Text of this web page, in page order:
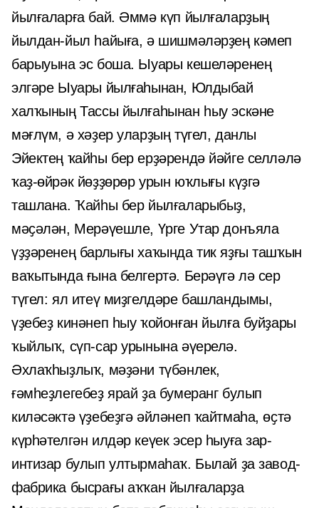
йылғаларға бай. Әммә күп йылғаларҙың
йылдан-йыл һайыға, ә шишмәләрҙең кәмеп
барыуына эс боша. Ыуары кешеләренең
элгәре Ыуары йылғаһынан, Юлдыбай
халҡының Тассы йылғаһынан һыу эскәне
мәғлүм, ә хәҙер уларҙың түгел, данлы
Эйектең ҡайһы бер ерҙәрендә йәйге селләлә
ҡаҙ-өйрәк йөҙҙөрөр урын юҡлығы күҙгә
ташлана. Ҡайһы бер йылғаларыбыҙ,
мәҫәлән, Мерәүешле, Үрге Утар донъяла
үҙҙәренең барлығы хаҡында тик яҙғы ташҡын
ваҡытында ғына белгертә. Берәүгә лә сер
түгел: ял итеү миҙгелдәре башландымы,
үҙебеҙ кинәнеп һыу ҡойонған йылға буйҙары
ҡыйлыҡ, сүп-сар урынына әүерелә.
Әхлаҡһыҙлыҡ, мәҙәни түбәнлек,
ғәмһеҙлегебеҙ ярай ҙа бумеранг булып
киләсәктә үҙебеҙгә әйләнеп ҡайтмаһа, өҫтә
күрһәтелгән илдәр кеүек эсер һыуға зар-
интизар булып ултырмаһаҡ. Былай ҙа завод-
фабрика бысрағы аҡҡан йылғаларҙа